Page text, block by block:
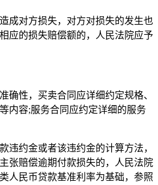
成对方损失，对方对损失的发生也
应的损失赔偿额的，人民法院应予
确性，买卖合同应详细约定规格、
内容;服务合同应约定详细的服务
违约金或者该违约金的计算方法，
张赔偿逾期付款损失的，人民法院
人民币贷款基准利率为基础，参照